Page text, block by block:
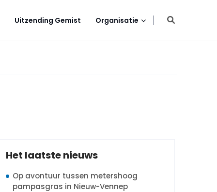
Uitzending Gemist Organisatie
Het laatste nieuws
Op avontuur tussen metershoog
pampasgras in Nieuw-Vennep